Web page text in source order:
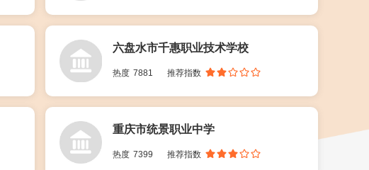
六盘水市千惠职业技术学校
热度 7881 推荐指数
重庆市统景职业中学
热度 7399 推荐指数